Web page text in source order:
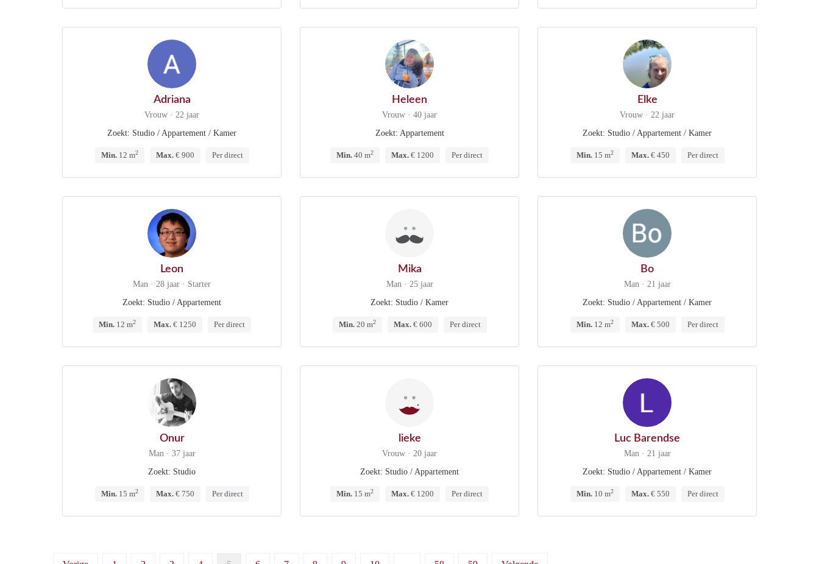
Adriana
Vrouw · 22 jaar
Zoekt: Studio / Appartement / Kamer
Min.12 m2 Max.€ 900 Per direct
Heleen
Vrouw · 40 jaar
Zoekt: Appartement
Min. 40 m2 Max. € 1200 Per direct
Elke
Vrouw · 22 jaar
Zoekt: Studio / Appartement / Kamer
Min.15 m2 Max.€ 450 Per direct
Leon
Man · 28 jaar · Starter
Zoekt: Studio / Appartement
Min. 12 m2 Max. € 1250 Per direct
Mika
Man · 25 jaar
Zoekt: Studio / Kamer
Min.20 m2 Max.€ 600 Per direct
Bo
Man · 21 jaar
Zoekt: Studio / Appartement / Kamer
Min.12 m2 Max.€ 500 Per direct
Onur
Man · 37 jaar
Zoekt: Studio
Min.15 m2 Max.€ 750 Per direct
lieke
Vrouw · 20 jaar
Zoekt: Studio / Appartement
Min. 15 m2 Max. € 1200 Per direct
Luc Barendse
Man · 21 jaar
Zoekt: Studio / Appartement / Kamer
Min.10 m2 Max.€ 550 Per direct